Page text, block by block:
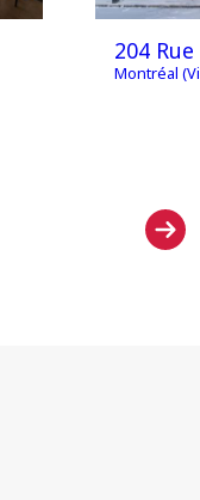
204
Montréal